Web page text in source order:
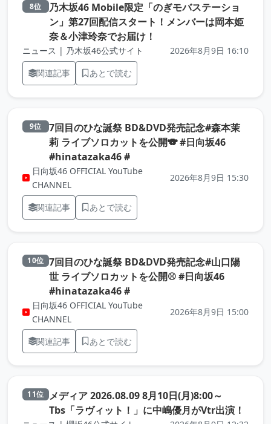
8位
乃木坂46 Mobile限定「のぎモバステーショ
ン」第27回配信スタート！メンバーは岡本姫
奈＆小津玲奈でお届け！
ニュース | 乃木坂46公式サイト
2026年8月9日 16:10
関連記事
あとで読む
9位
7回目のひな誕祭 BD&DVD発売記念#森本茉
莉 ライブソロカットを公開🐨 #日向坂46
#hinatazaka46 #（元記事を新しいタブで開きま
日向坂46 OFFICIAL YouTube
CHANNEL
2026年8月9日 15:30
関連記事 あとで読む
10位 7回目のひな誕祭 BD&DVD発売記念#山口陽
世 ライブソロカットを公開⚾️ #日向坂46
#hinatazaka46 #（元記事を新しいタブで開きま
日向坂46 OFFICIAL YouTube
CHANNEL
2026年8月9日 15:00
関連記事 あとで読む
11位 メディア 2026.08.09 8月10日(月)8:00～
Tbs「ラヴィット！」に中嶋優月がVtr出演！